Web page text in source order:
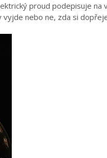
proud podepisuje na
nebo ne, zda si